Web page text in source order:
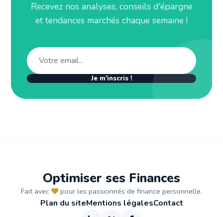
Recevez nos analyses, conseils d'épargne
et tendances marchés chaque semaine !
Je m'inscris !
Optimiser ses Finances
Fait avec pour les passionnés de finance personnelle.
Plan du siteMentions légalesContact